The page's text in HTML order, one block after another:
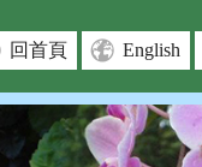
回首頁 English